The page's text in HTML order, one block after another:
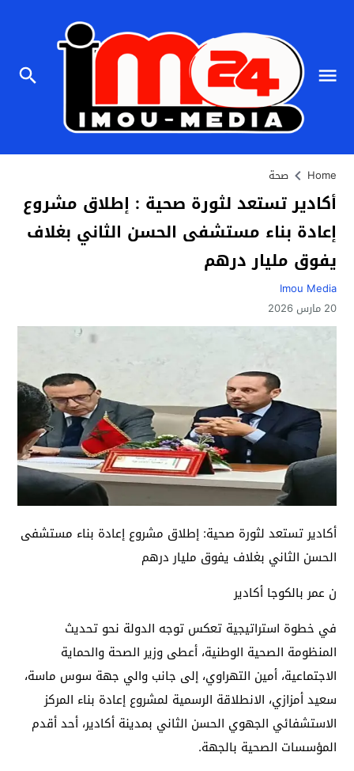
Home صحة
أكادير تستعد لثورة صحية : إطلاق مشروع
إعادة بناء مستشفى الحسن الثاني بغلاف
يفوق مليار درهم
Imou Media
20 مارس 2026
أكادير تستعد لثورة صحية: إطلاق مشروع إعادة بناء مستشفى
الحسن الثاني بغلاف يفوق مليار درهم
ن عمر بالكوجا أكادير
في خطوة استراتيجية تعكس توجه الدولة نحو تحديث
المنظومة الصحية الوطنية، أعطى وزير الصحة والحماية
الاجتماعية، أمين التهراوي، إلى جانب والي جهة سوس ماسة،
سعيد أمزازي، الانطلاقة الرسمية لمشروع إعادة بناء المركز
الاستشفائي الجهوي الحسن الثاني بمدينة أكادير، أحد أقدم
المؤسسات الصحية بالجهة.